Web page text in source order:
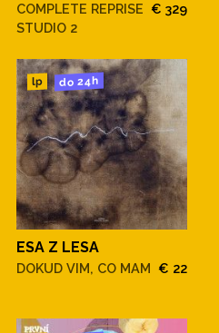
COMPLETE REPRISE
STUDIO 2
€ 329
lp do 24h
ESA Z LESA
DOKUD VIM, CO MAM € 22